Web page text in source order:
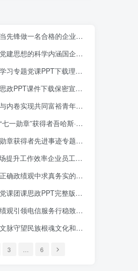
格的企业党员基层党支部简短党课PPT下载
科学内涵国企党支部党课PPT课件下载
课PPT下载理解和把握好“十四个坚持”
课件下载保密宣传教育带讲稿
青年财富观和奋斗观团支部主题团日活动PPT完整版
者吾哈斯·苏来曼同志先进事迹PPT模板下载
党课PPT课件带讲稿党支部七一建党节微党课幻灯片模板
企业员工培训PPT课件AI办公提效内训幻灯片
的实践指向学习教育简约大气机关思政PPT素材下载
完整版学习党建文选第一卷第二卷党建思想
致远PPT课件2026年电信公司学习教育专题党课幻灯片
魂文化和自然遗产日主题宣讲思政课PPT模板
3 6